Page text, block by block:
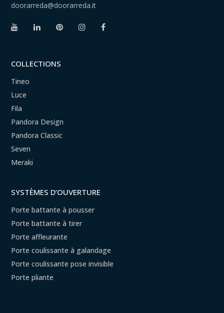
doorarreda@doorarreda.it
COLLECTIONS
Tineo
Luce
Fila
Pandora Design
Pandora Classic
Seven
Meraki
SYSTÈMES D’OUVERTURE
Porte battante à pousser
Porte battante à tirer
Porte affleurante
Porte coulissante à galandage
Porte coulissante pose invisible
Porte pliante